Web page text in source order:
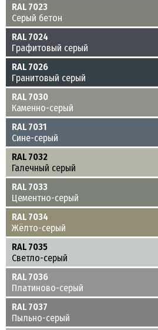
RAL 7023
Серый бетон
RAL 7024
Графитовый серый
RAL 7026
Гранитовый серый
RAL 7030
Каменно-серый
RAL 7031
Сине-серый
RAL 7032
Галечный серый
RAL 7033
Цементно-серый
RAL 7034
Жёлто-серый
RAL 7035
Светло-серый
RAL 7036
Платиново-серый
RAL 7037
Пыльно-серый